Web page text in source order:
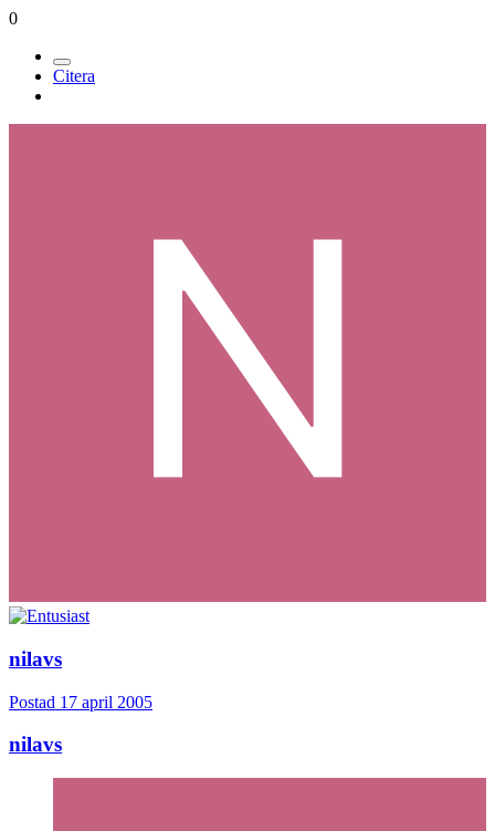
0
Citera
nilavs
Postad 17 april 2005
nilavs